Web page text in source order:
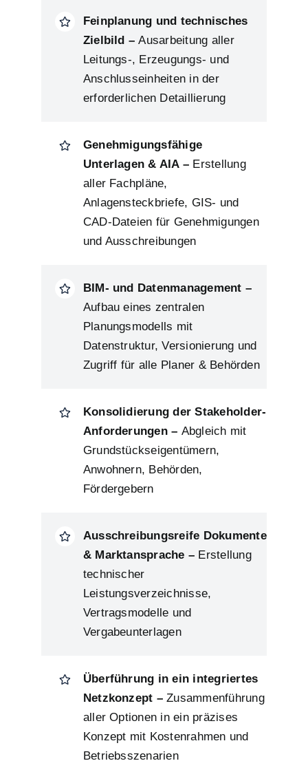
Feinplanung und technisches
Zielbild –Ausarbeitung aller
Leitungs-, Erzeugungs- und
Anschlusseinheiten in der
erforderlichen Detaillierung
Genehmigungsfähige
Unterlagen & AIA – Erstellung
aller Fachpläne,
Anlagensteckbriefe, GIS- und
CAD-Dateien für Genehmigungen
und Ausschreibungen
BIM- und Datenmanagement –
Aufbau eines zentralen
Planungsmodells mit
Datenstruktur, Versionierung und
Zugriff für alle Planer & Behörden
Konsolidierung der Stakeholder-
Anforderungen – Abgleich mit
Grundstückseigentümern,
Anwohnern, Behörden,
Fördergebern
Ausschreibungsreife Dokumente
& Marktansprache – Erstellung
technischer
Leistungsverzeichnisse,
Vertragsmodelle und
Vergabeunterlagen
Überführung in ein integriertes
Netzkonzept –Zusammenführung
aller Optionen in ein präzises
Konzept mit Kostenrahmen und
Betriebsszenarien